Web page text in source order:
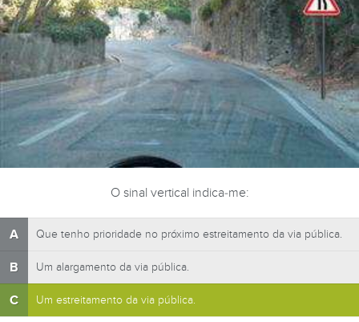
O sinal vertical indica-me:
A Que tenho prioridade no próximo estreitamento da via pública.
B Um alargamento da via pública.
C Um estreitamento da via pública.